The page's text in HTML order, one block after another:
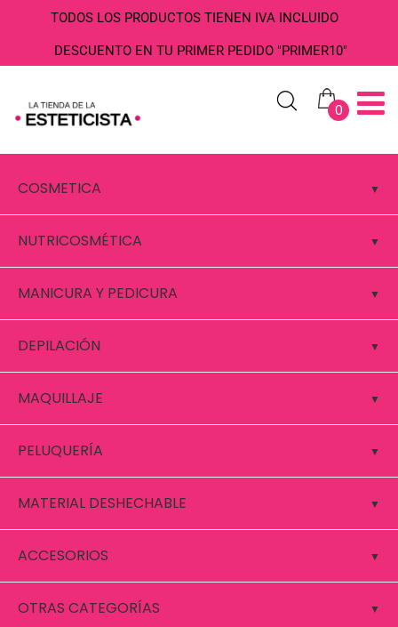
TODOS LOS PRODUCTOS TIENEN IVA INCLUIDO
DESCUENTO EN TU PRIMER PEDIDO "PRIMER10"
0
COSMETICA
NUTRICOSMÉTICA
MANICURA Y PEDICURA
DEPILACIÓN
MAQUILLAJE
PELUQUERÍA
MATERIAL DESHECHABLE
ACCESORIOS
OTRAS CATEGORÍAS